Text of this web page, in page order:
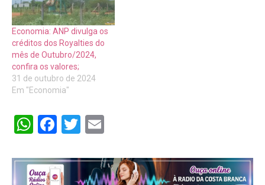
Economia: ANP divulga os
créditos dos Royalties do
mês de Outubro/2024,
confira os valores;
31 de outubro de 2024
Em "Economia"
WhatsApp
Facebook
Twitter